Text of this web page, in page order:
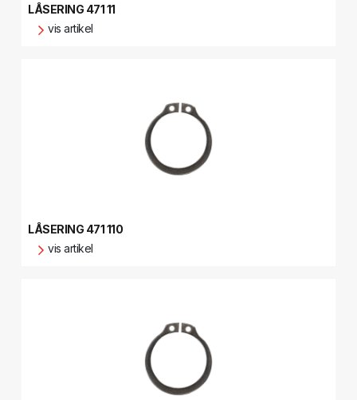
LÅSERING 471 11
vis artikel
LÅSERING 471 110
vis artikel